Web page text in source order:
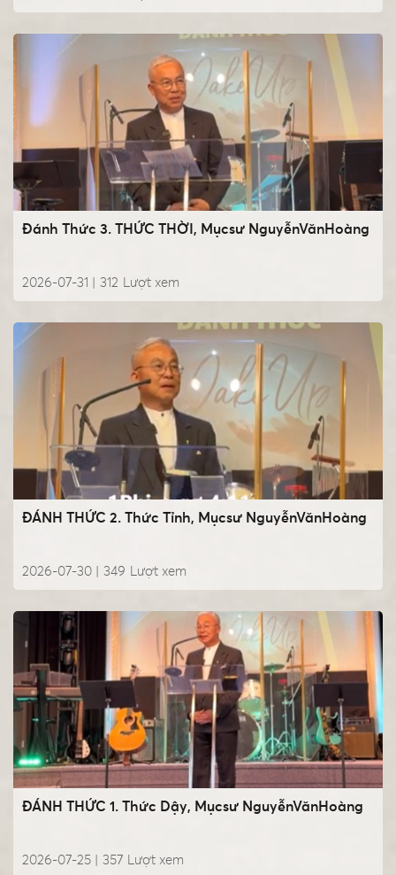
Đánh Thức 3. THỨC THỜI, Mụcsư NguyễnVănHoàng
2026-07-31 | Lượt xem
312
ĐÁNH THỨC 2. Thức Tỉnh, Mụcsư NguyễnVănHoàng
2026-07-30 | Lượt xem
349
ĐÁNH THỨC 1. Thức Dậy, Mụcsư NguyễnVănHoàng
2026-07-25 | Lượt xem
357